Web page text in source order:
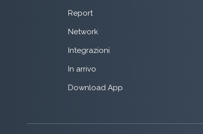
Report
Network
Integrazioni
In arrivo
Download App